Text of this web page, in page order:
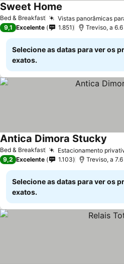
Bed & Breakfast Vistas panorâmicas
Sweet Home
9,1 Excelente 1.851 Treviso, a
Selecione as datas para ver os
exatos.
Bed & Breakfast Estacionamento
Antica Dimora Stucky
9,2 Excelente 1.103 Treviso, a
Selecione as datas para ver os
exatos.